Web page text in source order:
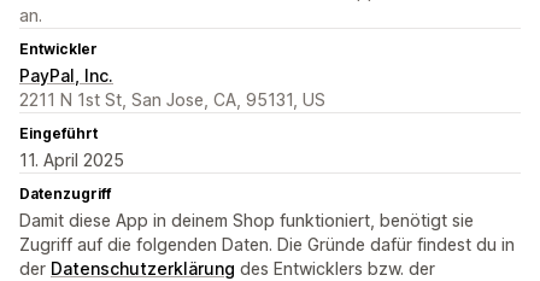
an.
Entwickler
PayPal, Inc.
2211 N 1st St, San Jose, CA, 95131, US
Eingeführt
11. April 2025
Datenzugriff
Damit diese App in deinem Shop funktioniert, benötigt sie
Zugriff auf die folgenden Daten. Die Gründe dafür findest du in
der Datenschutzerklärung des Entwicklers bzw. der